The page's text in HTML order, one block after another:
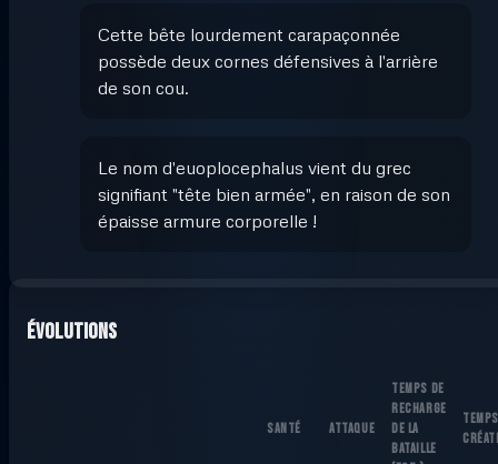
Cette bête lourdement carapaçonnée
possède deux cornes défensives à l'arrière
de son cou.
Le nom d'euoplocephalus vient du grec
signifiant "tête bien armée", en raison de son
épaisse armure corporelle !
Évolutions
SANTÉ ATTAQUE
TEMPS DE
RECHARGE
DE LA
BATAILLE